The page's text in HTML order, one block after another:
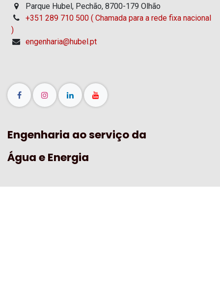
uma gestão técnica mais precisa.
Fale com o nosso ténico!
num único ponto de controlo? A nossa equipa técnica
pode apoiar em todas as fases.